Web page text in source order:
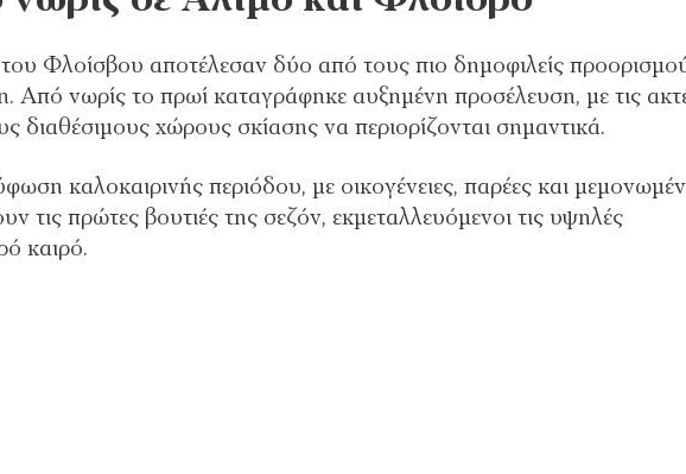
Φλοίσβου αποτέλεσαν δύο από τους πιο δημοφιλείς
Από νωρίς το πρωί καταγράφηκε αυξημένη προσέλευση, με τις
διαθέσιμους χώρους σκίασης να περιορίζονται σημαντικά.
καλοκαιρινής περιόδου, με οικογένειες, παρέες και
τις πρώτες βουτιές της σεζόν, εκμεταλλευόμενοι τις υψηλές
καιρό.